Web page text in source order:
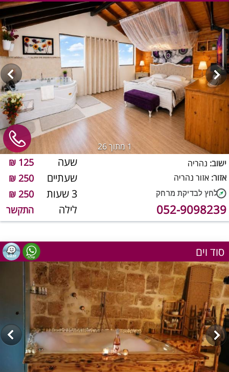
1מתוך 26
שעה 125 ₪
שעתיים 250 ₪
3 שעות 250 ₪
לילה התקשר
ישוב: נהריה
אזור: אזור נהריה
052-9098239
סוד וים